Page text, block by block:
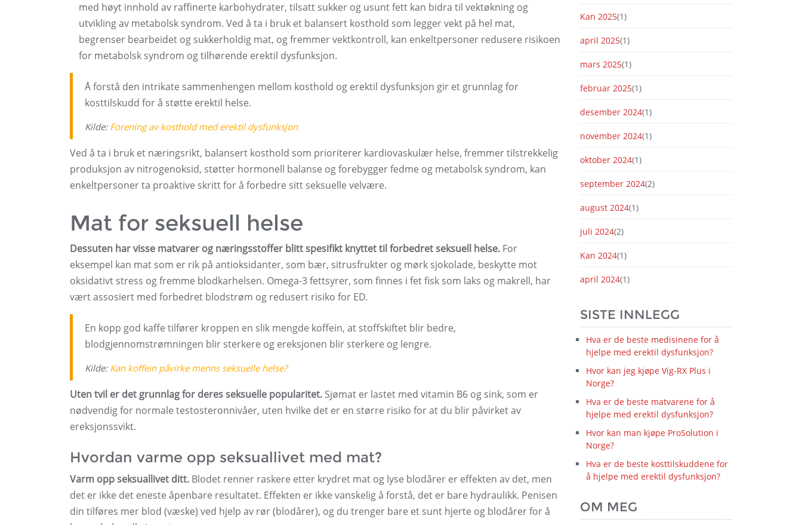
med høyt innhold av raffinerte karbohydrater, tilsatt sukker og usunt fett kan bidra til vektøkning og
utvikling av metabolsk syndrom. Ved å ta i bruk et balansert kosthold som legger vekt på hel mat,
begrenser bearbeidet og sukkerholdig mat, og fremmer vektkontroll, kan enkeltpersoner redusere risikoen
for metabolsk syndrom og tilhørende erektil dysfunksjon.
Å forstå den intrikate sammenhengen mellom kosthold og erektil dysfunksjon gir et grunnlag for
kosttilskudd for å støtte erektil helse.
Kilde: Forening av kosthold med erektil dysfunksjon
Ved å ta i bruk et næringsrikt, balansert kosthold som prioriterer kardiovaskulær helse, fremmer tilstrekkelig
produksjon av nitrogenoksid, støtter hormonell balanse og forebygger fedme og metabolsk syndrom, kan
enkeltpersoner ta proaktive skritt for å forbedre sitt seksuelle velvære.
Mat for seksuell helse
Dessuten har visse matvarer og næringsstoffer blitt spesifikt knyttet til forbedret seksuell helse. For
eksempel kan mat som er rik på antioksidanter, som bær, sitrusfrukter og mørk sjokolade, beskytte mot
oksidativt stress og fremme blodkarhelsen. Omega-3 fettsyrer, som finnes i fet fisk som laks og makrell, har
vært assosiert med forbedret blodstrøm og redusert risiko for ED.
En kopp god kaffe tilfører kroppen en slik mengde koffein, at stoffskiftet blir bedre,
blodgjennomstrømningen blir sterkere og ereksjonen blir sterkere og lengre.
Kilde: Kan koffein påvirke menns seksuelle helse?
Uten tvil er det grunnlag for deres seksuelle popularitet. Sjømat er lastet med vitamin B6 og sink, som er
nødvendig for normale testosteronnivåer, uten hvilke det er en større risiko for at du blir påvirket av
ereksjonssvikt.
Hvordan varme opp seksuallivet med mat?
Varm opp seksuallivet ditt. Blodet renner raskere etter krydret mat og lyse blodårer er effekten av det, men
det er ikke det eneste åpenbare resultatet. Effekten er ikke vanskelig å forstå, det er bare hydraulikk. Penisen
din tilføres mer blod (væske) ved hjelp av rør (blodårer), og du trenger bare et sunt hjerte og blodårer for å
Kan 2025(1)
april 2025(1)
mars 2025(1)
februar 2025(1)
desember 2024(1)
november 2024(1)
oktober 2024(1)
september 2024(2)
august 2024(1)
juli 2024(2)
Kan 2024(1)
april 2024(1)
SISTE INNLEGG
Hva er de beste medisinene for å
hjelpe med erektil dysfunksjon?
Hvor kan jeg kjøpe Vig-RX Plus i
Norge?
Hva er de beste matvarene for å
hjelpe med erektil dysfunksjon?
Hvor kan man kjøpe ProSolution i
Norge?
Hva er de beste kosttilskuddene for
å hjelpe med erektil dysfunksjon?
OM MEG